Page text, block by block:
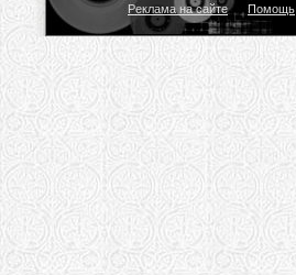
Реклама на сайте Помощь